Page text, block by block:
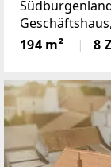
194 m² 8